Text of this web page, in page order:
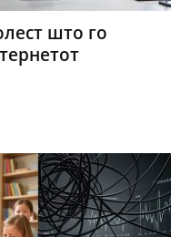
што го